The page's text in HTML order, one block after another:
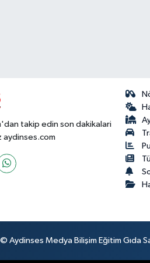
takip edin son dakikalari
aydinses.com
Aydinses Medya Bilişim Eğitim Gıda